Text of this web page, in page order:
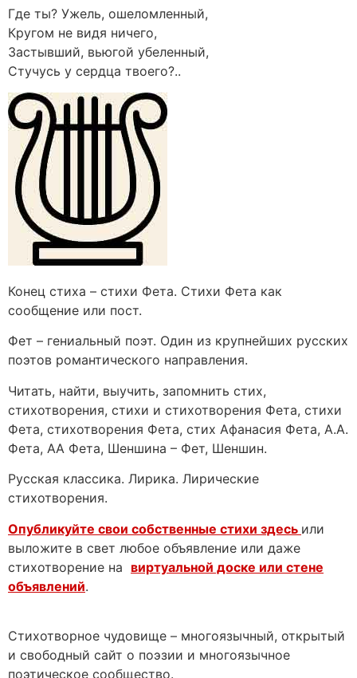
Где ты? Ужель, ошеломленный,
Кругом не видя ничего,
Застывший, вьюгой убеленный,
Стучусь у сердца твоего?..
Конец стиха – стихи Фета. Стихи Фета как
сообщение или пост.
Фет – гениальный поэт. Один из крупнейших русских
поэтов романтического направления.
Читать, найти, выучить, запомнить стих,
стихотворения, стихи и стихотворения Фета, стихи
Фета, стихотворения Фета, стих Афанасия Фета, А.А.
Фета, АА Фета, Шеншина – Фет, Шеншин.
Русская классика. Лирика. Лирические
стихотворения.
Опубликуйте свои собственные стихи здесь или
выложите в свет любое объявление или даже
стихотворение на виртуальной доске или стене
объявлений.
Стихотворное чудовище – многоязычный, открытый
и свободный сайт о поэзии и многоязычное
поэтическое сообщество.